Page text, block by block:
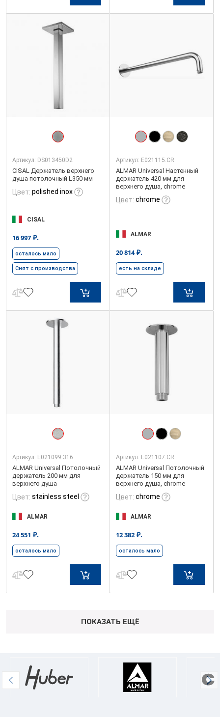
Артикул: DS013450D2
CISAL Держатель верхнего
душа потолочный L350 мм
Цвет: polished inox
CISAL
16 997 ₽.
осталось мало
Снят с производства
Артикул: E021115.CR
ALMAR Universal Настенный
держатель 420 мм для
верхнего душа, chrome
Цвет: chrome
ALMAR
20 814₽.
есть на складе
Артикул: E021099.316
ALMAR Universal Потолочный
держатель 200 мм для
верхнего душа
Цвет: stainless steel
ALMAR
24 551 ₽.
осталось мало
Артикул: E021107.CR
ALMAR Universal Потолочный
держатель 150 мм для
верхнего душа, chrome
Цвет: chrome
ALMAR
12 382 ₽.
осталось мало
ПОКАЗАТЬ ЕЩЁ